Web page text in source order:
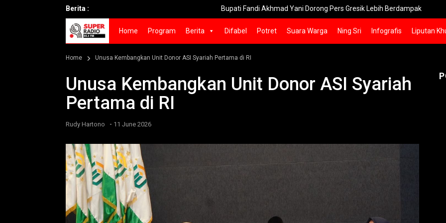
Berita : Bupati Fandi Akhmad Yani Dorong Pers Gresik Lebih Berdampak
Home Program Berita Difabel Potret Suara Warga Ning Sri Infografis Liputan
Home Unusa Kembangkan Unit Donor ASI Syariah Pertama di RI
Unusa Kembangkan Unit Donor ASI Syariah
Pertama di RI
Rudy Hartono - 11 June 2026